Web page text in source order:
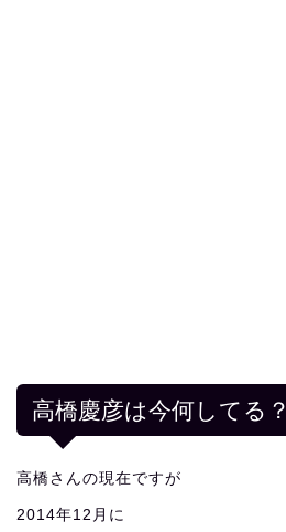
高橋慶彦は今何してる？
高橋さんの現在ですが
2014年12月に